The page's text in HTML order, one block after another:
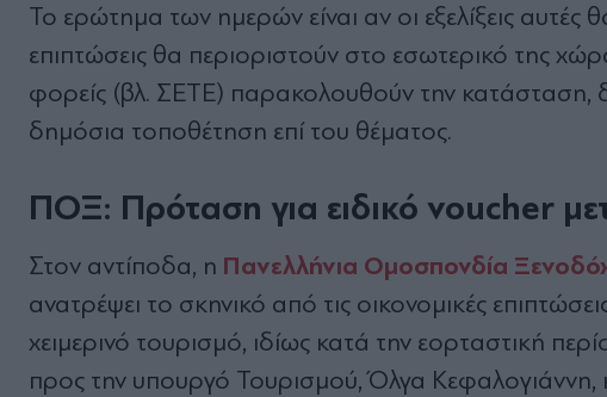
To ερώτημα των ημερών είναι αν οι εξελίξεις
επιπτώσεις θα περιοριστούν στο εσωτερικό της
φορείς (βλ. ΣΕΤΕ) παρακολουθούν την
δημόσια τοποθέτηση επί του θέματος.
ΠΟΞ: Πρόταση για ειδικό voucher
Στον αντίποδα, η Πανελλήνια Ομοσπονδία
ανατρέψει το σκηνικό από τις οικονομικές επιπ
χειμερινό τουρισμό, ιδίως κατά την εορταστική
προς την υπουργό Τουρισμού, Όλγα